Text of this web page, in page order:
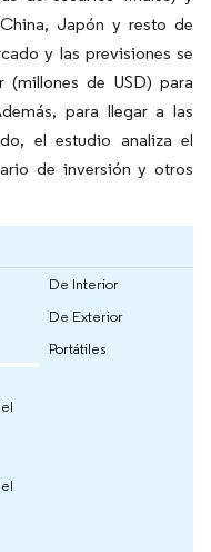
Japón y resto de
y las previsiones se
de USD) para
para llegar a las
el estudio analiza el
de inversión y otros
De Interior
De Exterior
Portátiles